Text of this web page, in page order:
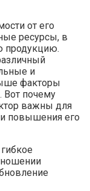
от его
ресурсы, в
продукцию.
и
факторы
Вот почему
важны для
повышения его